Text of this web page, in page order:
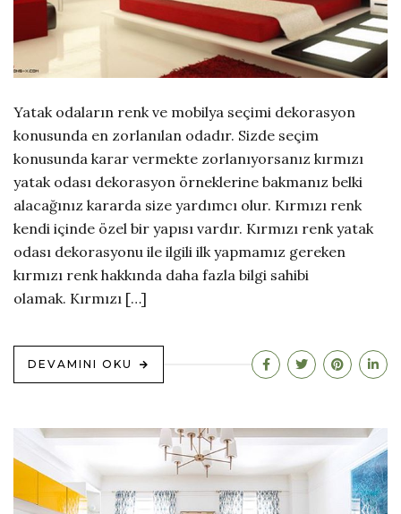
Yatak odaların renk ve mobilya seçimi dekorasyon
konusunda en zorlanılan odadır. Sizde seçim
konusunda karar vermekte zorlanıyorsanız kırmızı
yatak odası dekorasyon örneklerine bakmanız belki
alacağınız kararda size yardımcı olur. Kırmızı renk
kendi içinde özel bir yapısı vardır. Kırmızı renk yatak
odası dekorasyonu ile ilgili ilk yapmamız gereken
kırmızı renk hakkında daha fazla bilgi sahibi
olamak. Kırmızı […]
DEVAMINI OKU